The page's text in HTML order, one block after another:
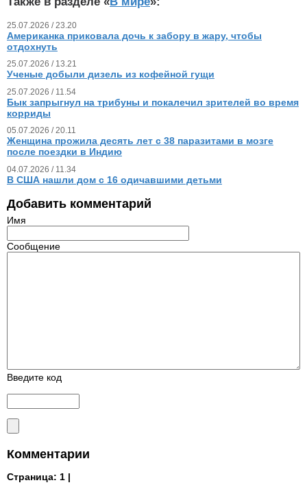
25.07.2026 / 23.20
Американка приковала дочь к забору в жару, чтобы
отдохнуть
25.07.2026 / 13.21
Ученые добыли дизель из кофейной гущи
25.07.2026 / 11.54
Бык запрыгнул на трибуны и покалечил зрителей во время
корриды
05.07.2026 / 20.11
Женщина прожила десять лет с 38 паразитами в мозге
после поездки в Индию
04.07.2026 / 11.34
В США нашли дом с 16 одичавшими детьми
Добавить комментарий
Имя
Сообщение
Введите код
Комментарии
Страница: 1 |